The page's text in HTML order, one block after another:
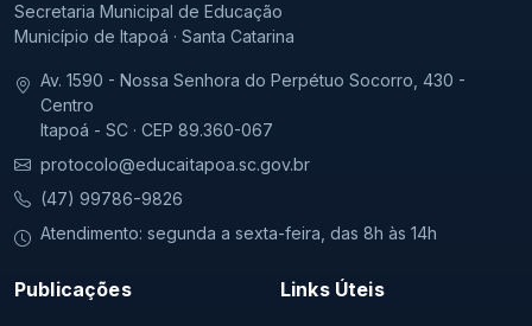
Secretaria Municipal de Educação
Município de Itapoá · Santa Catarina
Av. 1590 - Nossa Senhora do Perpétuo Socorro, 430 -
Centro
Itapoá - SC · CEP 89.360-067
protocolo@educaitapoa.sc.gov.br
(47) 99786-9826
Atendimento: segunda a sexta-feira, das 8h às 14h
Publicações Links Úteis